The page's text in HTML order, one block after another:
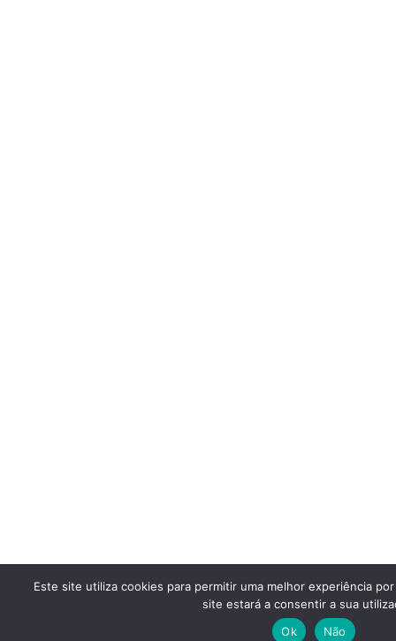
Este site utiliza cookies para permitir uma melhor experiência
site estará a consentir a sua
Ok
Não